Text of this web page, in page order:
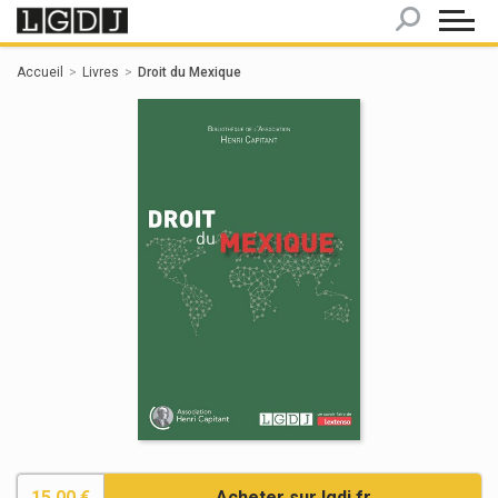
Accueil Livres Droit du Mexique
Panneau de gestion des cookies